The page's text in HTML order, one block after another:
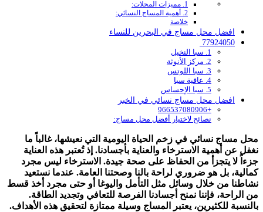
1. مميزات المحلات:
2. أهمية المساج النسائي:
خلاصة
افضل محل مساج في البحرين للنساء
77924050
1. سبا النخيل
2. مركز الأنوثة
3. سبا اللوتس
4. عافية سبا
5. سبا الإحساس
افضل محل مساج نسائي في الخبر
+966537080906
نصائح لاختيار أفضل محل مساج:
محل مساج نسائي في زخم الحياة اليومية التي نعيشها، غالباً ما
نغفل عن أهمية الاسترخاء والعناية بأجسادنا. إذ تُعتبر هذه العناية
جزءاً لا يتجزأ من الحفاظ على صحة جيدة. الاسترخاء ليس مجرد
كمالية، بل هو ضروري لراحة بالنا وصحتنا العامة. عندما نستعيد
نشاطنا من خلال وسائل مثل التأمل واليوغا أو حتى مجرد أخذ قسط
من الراحة، فإننا نمنح أجسادنا الفرصة للتعافي وتجديد الطاقة.
بالنسبة للكثيرين، يعتبر المساج وسيلة ممتازة لتحقيق هذه الأهداف.